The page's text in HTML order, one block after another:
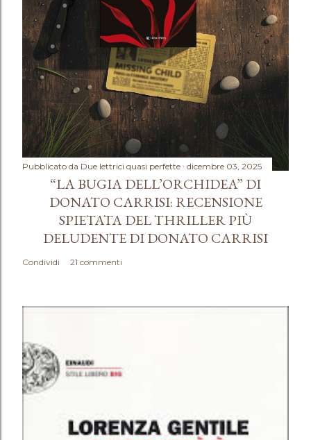
Pubblicato da Due lettrici quasi perfette dicembre 03, 2025
“LA BUGIA DELL’ORCHIDEA” DI
DONATO CARRISI: RECENSIONE
SPIETATA DEL THRILLER PIÙ
DELUDENTE DI DONATO CARRISI
Condividi 21 commenti